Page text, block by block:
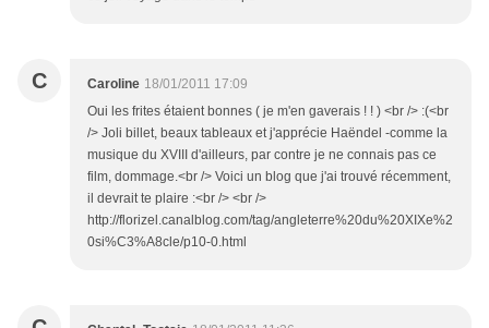
C Caroline 18/01/2011 17:09
Oui les frites étaient bonnes ( je m'en gaverais ! ! ) <br /> :(<br
/> Joli billet, beaux tableaux et j'apprécie Haëndel -comme la
musique du XVIII d'ailleurs, par contre je ne connais pas ce
film, dommage.<br /> Voici un blog que j'ai trouvé récemment,
il devrait te plaire :<br /> <br />
http://florizel.canalblog.com/tag/angleterre%20du%20XIXe%2
0si%C3%A8cle/p10-0.html